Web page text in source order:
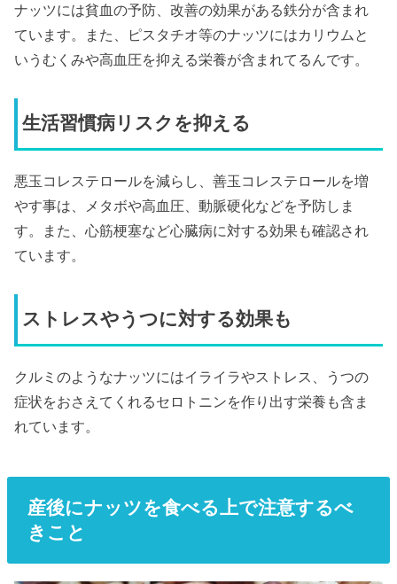
ナッツには貧血の予防、改善の効果がある鉄分が含まれ
ています。また、ピスタチオ等のナッツにはカリウムと
いうむくみや高血圧を抑える栄養が含まれてるんです。
生活習慣病リスクを抑える
悪玉コレステロールを減らし、善玉コレステロールを増
やす事は、メタボや高血圧、動脈硬化などを予防しま
す。また、心筋梗塞など心臓病に対する効果も確認され
ています。
ストレスやうつに対する効果も
クルミのようなナッツにはイライラやストレス、うつの
症状をおさえてくれるセロトニンを作り出す栄養も含ま
れています。
産後にナッツを食べる上で注意するべ
きこと